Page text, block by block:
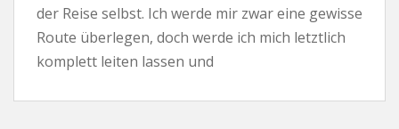
der Reise selbst. Ich werde mir zwar eine gewisse
Route überlegen, doch werde ich mich letztlich
komplett leiten lassen und